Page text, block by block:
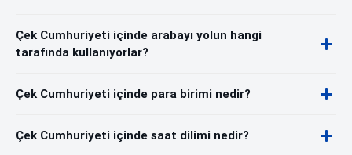
Çek Cumhuriyeti içinde arabayı yolun hangi
tarafında kullanıyorlar?
Çek Cumhuriyeti içinde para birimi nedir?
Çek Cumhuriyeti içinde saat dilimi nedir?